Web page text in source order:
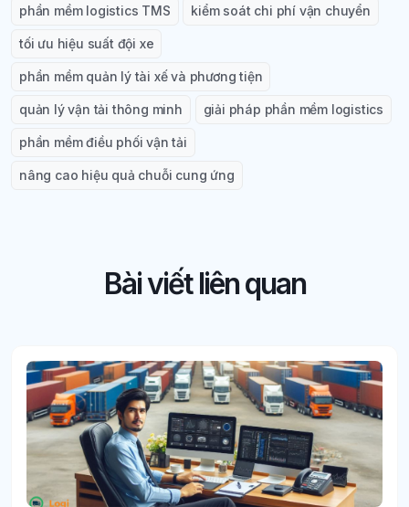
phần mềm logistics TMS kiểm soát chi phí vận chuyển
tối ưu hiệu suất đội xe
phần mềm quản lý tài xế và phương tiện
quản lý vận tải thông minh giải pháp phần mềm logistics
phần mềm điều phối vận tải
nâng cao hiệu quả chuỗi cung ứng
Bài viết liên quan